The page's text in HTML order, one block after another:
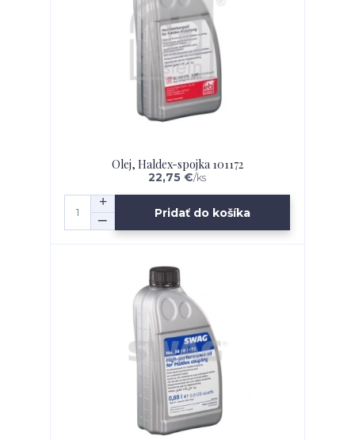
Olej, Haldex-spojka 101172
22,75 €/ks
Pridať do košíka